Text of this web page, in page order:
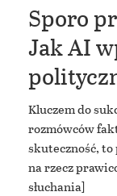
Sporo
Jak AI
Kluczem do
rozmówców
skuteczność,
na rzecz
słuchania]